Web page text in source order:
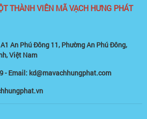
THÀNH VIÊN MÃ VẠCH HƯNG PHÁT
An Phú Đông 11, Phường An Phú Đông,
Việt Nam
- Email: kd@mavachhungphat.com